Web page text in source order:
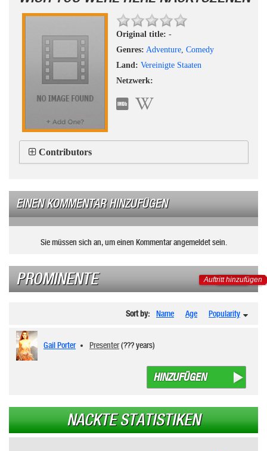
Original title: -
Genres: Adventure, Comedy
Land: Vereinigte Staaten
Netzwerk:
Contributors
EINEN KOMMENTAR HINZUFÜGEN
Sie müssen sich an, um einen Kommentar angemeldet sein.
PROMINENTE Auftritt hinzufügen
Sort by: Name Age Popularity
Gail Porter Presenter(??? years)
HINZUFÜGEN
NACKTE STATISTIKEN